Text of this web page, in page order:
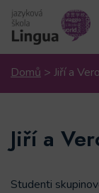
Domů > Jiří a
Jiří a
Studenti